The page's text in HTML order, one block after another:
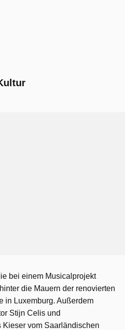
bei einem Musicalprojekt
die Mauern der renovierten
in Luxemburg. Außerdem
Stijn Celis und
vom Saarländischen